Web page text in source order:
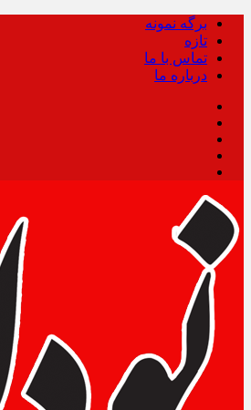
برگه نمونه
تازه
تماس با ما
درباره ما